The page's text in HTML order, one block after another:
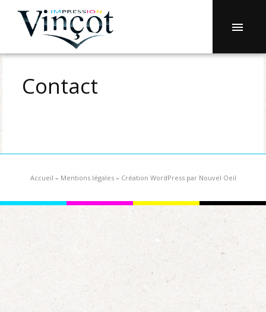
Contact
Accueil – Mentions légales– Création WordPress par Nouvel Oeil